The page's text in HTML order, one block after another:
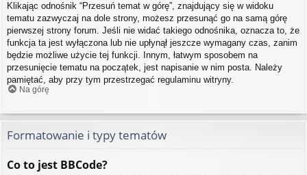
Klikając odnośnik “Przesuń temat w górę”, znajdujący się w widoku
tematu zazwyczaj na dole strony, możesz przesunąć go na samą górę
pierwszej strony forum. Jeśli nie widać takiego odnośnika, oznacza to, że
funkcja ta jest wyłączona lub nie upłynął jeszcze wymagany czas, zanim
będzie możliwe użycie tej funkcji. Innym, łatwym sposobem na
przesunięcie tematu na początek, jest napisanie w nim posta. Należy
pamiętać, aby przy tym przestrzegać regulaminu witryny.
Na górę
Formatowanie i typy tematów
Co to jest BBCode?